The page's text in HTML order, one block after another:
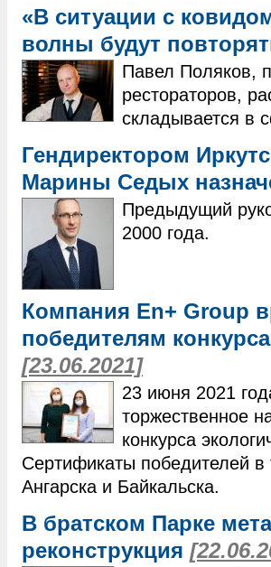
«В ситуации с
волны будут
Павел Поляков,
рестораторов,
складывается в
Гендиректором
Марины Седых
Предыдущий
2000 года.
Компания En+ Group
победителям
[23.06.2021]
23 июня 2021
торжественное
конкурса
Сертификаты победителей в
Ангарска и Байкальска.
В братском Парке
реконструкция